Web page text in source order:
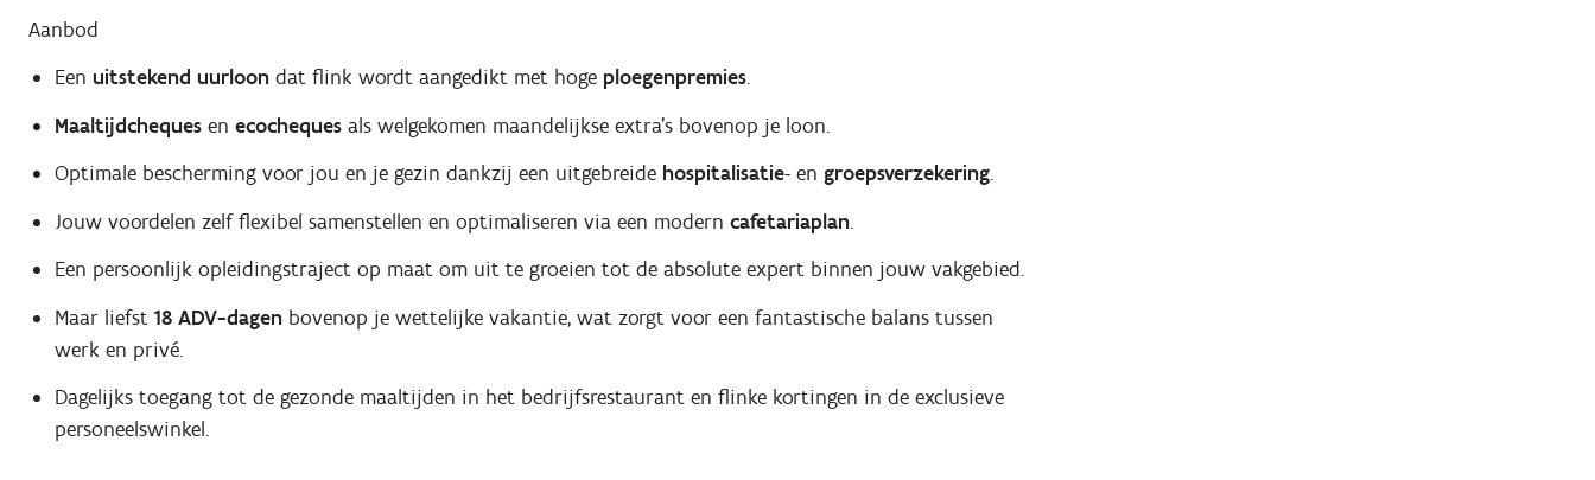
Aanbod
Een uitstekend uurloondat flink wordt aangedikt met hoge ploegenpremies.
Maaltijdchequesen ecochequesals welgekomen maandelijkse extra’s bovenop je loon.
Optimale bescherming voor jou en je gezin dankzij een uitgebreide hospitalisatie- en groepsverzekering.
Jouw voordelen zelf flexibel samenstellen en optimaliseren via een modern cafetariaplan.
Een persoonlijk opleidingstraject op maat om uit te groeien tot de absolute expert binnen jouw vakgebied.
Maar liefst 18 ADV-dagenbovenop je wettelijke vakantie, wat zorgt voor een fantastische balans tussen
werk en privé.
Dagelijks toegang tot de gezonde maaltijden in het bedrijfsrestaurant en flinke kortingen in de exclusieve
personeelswinkel.